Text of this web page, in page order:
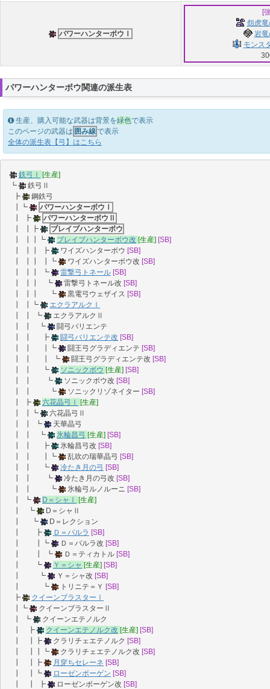
パワーハンターボウⅠ
[
怨虎
岩
モンス
パワーハンターボウ関連の派生表
生産、購入可能な武器は背景を緑色で表示
このページの武器は 囲み線で表示
全体の派生表【弓】はこちら
鉄弓Ⅰ
[生産]
┗
鉄弓Ⅱ
┣
鋼鉄弓
┃┗
パワーハンターボウⅠ
┃ ┣
パワーハンターボウⅡ
┃ ┃┣
ブレイブハンターボウ
┃ ┃┃┗
ブレイブハンターボウ改 [生産] [SB]
┃ ┃┃ ┣
ワイズハンターボウ [SB]
┃ ┃┃ ┃┗
ワイズハンターボウ改 [SB]
┃ ┃┃ ┗
雷撃弓トネール [SB]
┃ ┃┃ ┗
雷撃弓トネール改 [SB]
┃ ┃┃ ┗
黒電弓ウェザイス [SB]
┃ ┃┗
エクラアルクⅠ
┃ ┃ ┗
エクラアルクⅡ
┃ ┃ ┗
闘弓バリエンテ
┃ ┃ ┣
闘弓バリエンテ改 [SB]
┃ ┃ ┃┗
闘王弓グラディエンテ [SB]
┃ ┃ ┃ ┗
闘王弓グラディエンテ改 [SB]
┃ ┃ ┗
ソニックボウ [生産] [SB]
┃ ┃ ┗
ソニックボウ改 [SB]
┃ ┃ ┗
ソニックリゾネイター [SB]
┃ ┣
六花晶弓Ⅰ
[生産]
┃ ┃┗
六花晶弓Ⅱ
┃ ┃ ┗
天華晶弓
┃ ┃ ┗
氷輪昌弓 [生産] [SB]
┃ ┃ ┣
氷輪昌弓改 [SB]
┃ ┃ ┃┗
乱吹の瑞華晶弓 [SB]
┃ ┃ ┗
冷たき月の弓 [SB]
┃ ┃ ┗
冷たき月の弓改 [SB]
┃ ┃ ┗
氷輪弓ルノルーニ [SB]
┃ ┗
D＝シャⅠ
[生産]
┃ ┗
D＝シャⅡ
┃ ┗
D＝レクション
┃ ┣
Ｄ＝バルラ [SB]
┃ ┃┗
Ｄ＝バルラ改 [SB]
┃ ┃ ┗
Ｄ＝ティカトル [SB]
┃ ┗
Ｙ＝シャ [生産] [SB]
┃ ┗
Ｙ＝シャ改 [SB]
┃ ┗
トリニテ＝Ｙ [SB]
┣
クイーンブラスターⅠ
┃┗
クイーンブラスターⅡ
┃ ┗
クイーンエテノルク
┃ ┣
クイーンエテノルク改 [生産] [SB]
┃ ┃┣
クラリチェエテノルク [SB]
┃ ┃┃┗
クラリチェエテノルク改 [SB]
┃ ┃┣
月穿ちセレーネ [SB]
┃ ┃┗
ローゼンボーゲン [SB]
┃ ┃ ┣
ローゼンボーゲン改 [SB]